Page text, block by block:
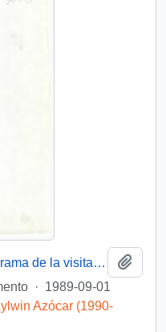
[Antecedentes de Italia y Programa de la visita de Patricio Aylwin a Italia]
· 1989-09-01
Azócar (1990-